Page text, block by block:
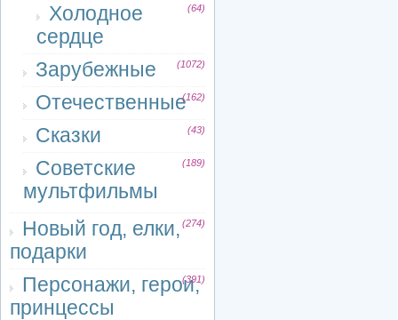
Холодное
сердце
(64)
Зарубежные (1072)
Отечественные(162)
Сказки (43)
Советские
мультфильмы
(189)
Новый год, елки,
подарки
(274)
Персонажи, герои,
принцессы
(391)